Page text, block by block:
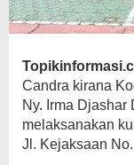
Candra kirana
Ny. Irma Djashar
melaksanakan
Jl. Kejaksaan